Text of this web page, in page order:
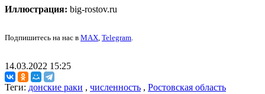
Иллюстрация: big-rostov.ru
Подпишитесь на нас в MAX, Telegram.
14.03.2022 15:25
Теги: донские раки , численность , Ростовская область